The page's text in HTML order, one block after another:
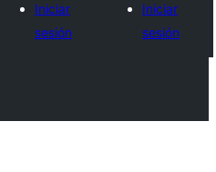
Iniciar
sesión
Iniciar
sesión